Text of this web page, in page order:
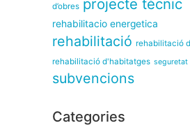
d’obres projecte tècnic
rehabilitacio energetica
rehabilitació rehabilitació
rehabilitació d'habitatges seguretat
subvencions
Categories